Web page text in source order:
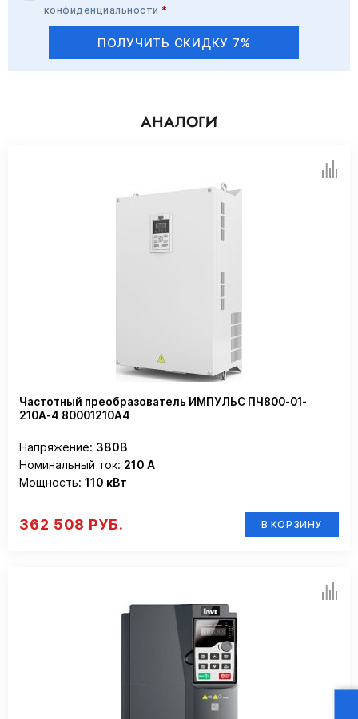
конфиденциальности *
ПОЛУЧИТЬ СКИДКУ 7%
АНАЛОГИ
Частотный преобразователь ИМПУЛЬС ПЧ800-01-
210А-4 80001210А4
Напряжение: 380В
Номинальный ток: 210 А
Мощность: 110 кВт
362 508 РУБ. В КОРЗИНУ